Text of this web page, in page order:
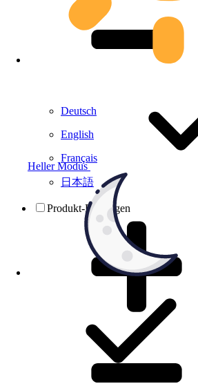
Heller Modus
Deutsch
English
Français
日本語
Produkt-Prüfungen